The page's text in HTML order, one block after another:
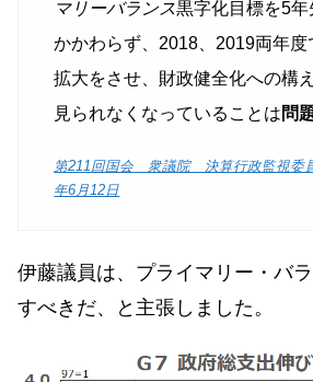
マリーバランス黒字化目標を5
かかわらず、2018、2019両年度
拡大をさせ、財政健全化への構
見られなくなっていることは問
第211回国会 衆議院 決算行政監視
年6月12日
伊藤議員は、プライマリー・バ
すべきだ、と主張しました。